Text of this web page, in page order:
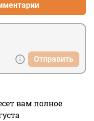
Отправить
вам полное